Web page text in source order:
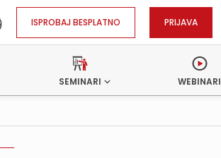
ISPROBAJ BESPLATNO PRIJAVA
SEMINARI WEBINARI